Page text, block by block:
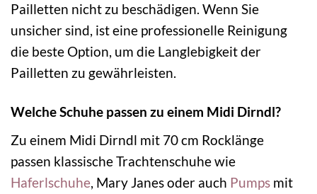
Pailletten nicht zu beschädigen. Wenn Sie
unsicher sind, ist eine professionelle Reinigung
die beste Option, um die Langlebigkeit der
Pailletten zu gewährleisten.
Welche Schuhe passen zu einem Midi Dirndl?
Zu einem Midi Dirndl mit 70 cm Rocklänge
passen klassische Trachtenschuhe wie
Haferlschuhe, Mary Janes oder auch Pumps mit